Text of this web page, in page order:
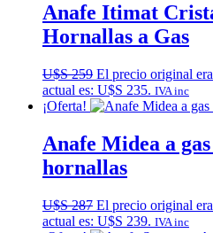
Anafe Itimat
Hornallas a Gas
U$S259 El precio original
actual es: U$S 235. IVA inc
¡Oferta!
Anafe Midea a
hornallas
U$S287 El precio original
actual es: U$S 239. IVA inc